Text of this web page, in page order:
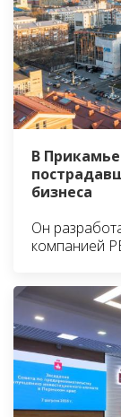
В
бизнеса
Он
компанией